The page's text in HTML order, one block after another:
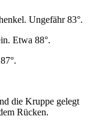
Ungefähr 83°.
Etwa 88°.
die Kruppe gelegt
Rücken.